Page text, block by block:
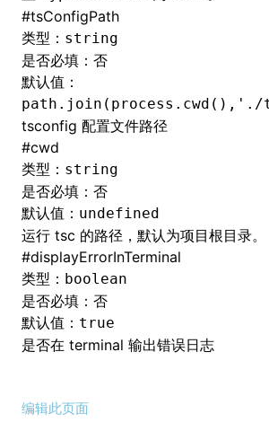
#tsConfigPath
类型： string
是否必填：否
默认值：
tsconfig 配置文件路径
#cwd
类型： string
是否必填：否
默认值： undefined
运行 tsc 的路径，默认为项目根目录。
#displayErrorInTerminal
类型： boolean
是否必填：否
默认值： true
是否在 terminal 输出错误日志
编辑此页面